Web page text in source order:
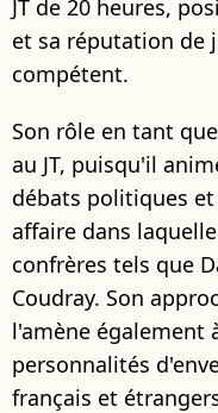
JT de 20 heures,
et sa réputation de
compétent.
Son rôle en tant
au JT, puisqu'il
débats politiques
affaire dans
confrères tels que
Coudray. Son
l'amène également
personnalités
français et